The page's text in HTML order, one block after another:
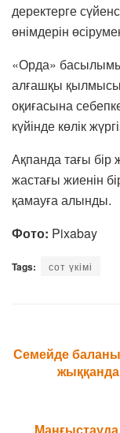
деректерге
өнімдерін
«Орда»
алғашқы
оқиғасына
күйінде көлік
Ақпанда тағы бір
жастағы жиенін
қамауға алынды.
Фото: Pixabay
Tags: сот үкімі
Семейде баланы